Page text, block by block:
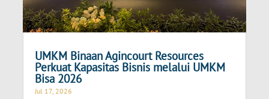
UMKM Binaan Agincourt Resources
Perkuat Kapasitas Bisnis melalui UMKM
Bisa 2026
Jul 17, 2026